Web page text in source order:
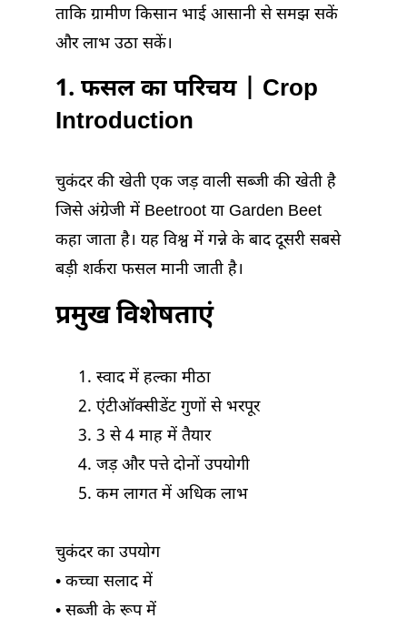
ताकि ग्रामीण किसान भाई आसानी से समझ सकें
और लाभ उठा सकें।
1. फसल का परिचय | Crop
Introduction
चुकंदर की खेती एक जड़ वाली सब्जी की खेती है
जिसे अंग्रेजी में Beetroot या Garden Beet
कहा जाता है। यह विश्व में गन्ने के बाद दूसरी सबसे
बड़ी शर्करा फसल मानी जाती है।
प्रमुख विशेषताएं
स्वाद में हल्का मीठा
एंटीऑक्सीडेंट गुणों से भरपूर
3 से 4 माह में तैयार
जड़ और पत्ते दोनों उपयोगी
कम लागत में अधिक लाभ
चुकंदर का उपयोग
• कच्चा सलाद में
• सब्जी के रूप में